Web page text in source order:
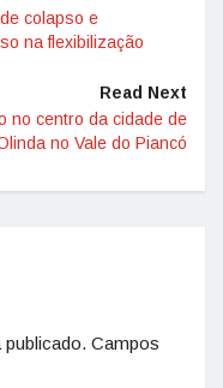
colapso e
na flexibilização
Read Next
no centro da cidade de
no Vale do Piancó
Campos